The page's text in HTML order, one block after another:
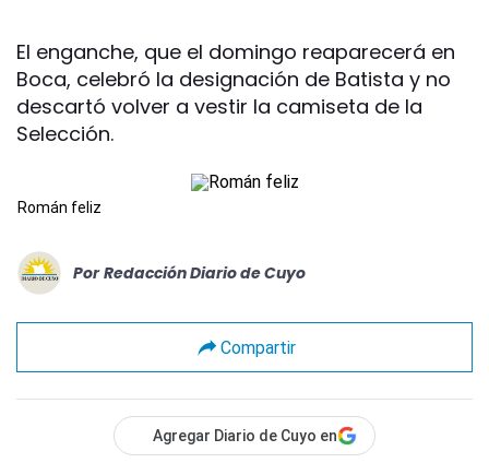
El enganche, que el domingo reaparecerá en
Boca, celebró la designación de Batista y no
descartó volver a vestir la camiseta de la
Selección.
Román feliz
Por Redacción Diario de Cuyo
Compartir
Agregar Diario de Cuyo en